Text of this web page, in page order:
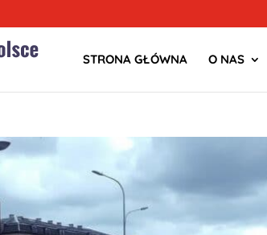
STRONA GŁÓWNA O NAS